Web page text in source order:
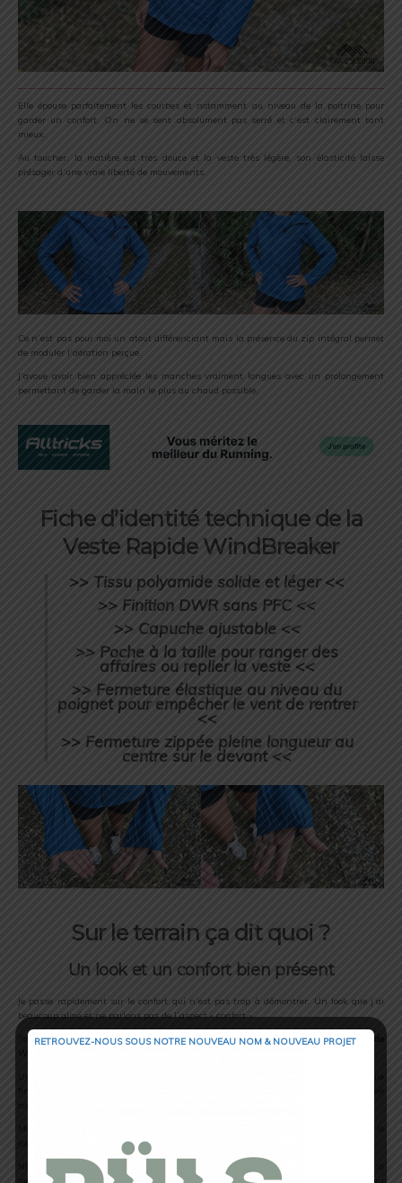
Elle épouse parfaitement les courbes et notamment au niveau de la poitrine pour
garder un confort. On ne se sent absolument pas serré et c’est clairement tant
mieux.
Au toucher, la matière est très douce et la veste très légère, son élasticité laisse
présager d’une vraie liberté de mouvements.
Ce n’est pas pour moi un atout différenciant mais la présence du zip intégral permet
de moduler l’aération perçue.
J’avoue avoir bien appréciée les manches vraiment longues avec un prolongement
permettant de garder la main le plus au chaud possible.
Fiche d’identité technique de la
Veste Rapide WindBreaker
>> Tissu polyamide solide et léger<<
>> Finition DWR sans PFC <<
>> Capuche ajustable<<
>> Poche à la taille pour ranger des
affaires ou replier la veste<<
>> Fermeture élastique au niveau du
poignet pour empêcher le vent de rentrer
<<
>> Fermeture zippée pleine longueur au
centre sur le devant<<
Sur le terrain ça dit quoi ?
Un look et un confort bien présent
Je passe rapidement sur le confort qui n’est pas trop à démontrer. Un look que j’ai
beaucoup aimé et ne parlons pas de l’aspect « confort ».
Passons sur le look et rentrons sur l’aspect plus technique. LaVeste Rapide
Niveau confort, les manches ajustées de la veste épousent au mieux la
morphologie pour un confort optimal à chaque instant. Pour info je fais 1m65 pour
RETROUVEZ-NOUS SOUS NOTRE NOUVEAU NOM & NOUVEAU PROJET